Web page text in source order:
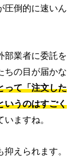
圧倒的に速いん
部業者に委託を
ちの目が届かな
って「注文した
いうのはすごく
ますね。
えられます。